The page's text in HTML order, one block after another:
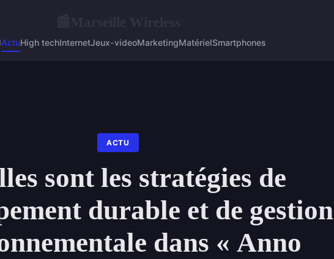
ActuHigh techInternetJeux-videoMarketingMatérielSmartphones
ACTU
sont les stratégies de
durable et de gestion
dans « Anno